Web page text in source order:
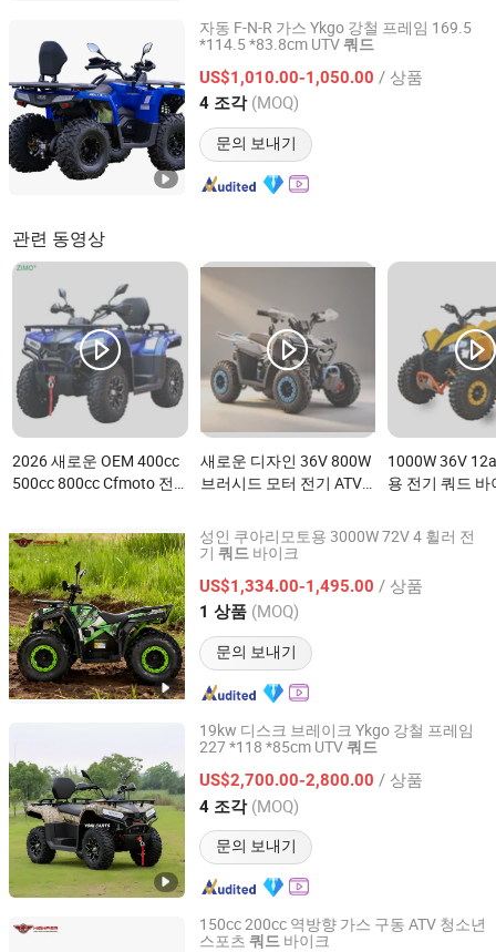
자동 F-N-R 가스 Ykgo 강철 프레임 169.5
*114.5 *83.8cm UTV쿼드
US$1,010.00-1,050.00 / 상품
4 조각 (MOQ)
문의 보내기
Taizhou Yoki Carts Co., Ltd.
Jiangsu, China 이후 2026
관련 동영상
2026 새로운 OEM 400cc
500cc 800cc Cfmoto 전
포츠 농업 유틸리티 UTV
오프로드 4X4 ATV 쿼드
성인용이(가) 무엇인가
요?
새로운 디자인 36V 800W
브러시드 모터 전기 ATV
1000W 36V
용 전기 쿼드 바
성인 쿠아리모토용 3000W 72V 4 휠러 전
기 쿼드 바이크
US$1,334.00-1,495.00 / 상품
1 상품 (MOQ)
문의 보내기
Hangzhou High Per Corporation Limited
Zhejiang, China 이후 2010
19kw 디스크 브레이크 Ykgo 강철 프레임
227 *118 *85cm UTV쿼드
US$2,700.00-2,800.00 / 상품
4 조각 (MOQ)
문의 보내기
Taizhou Yoki Carts Co., Ltd.
Jiangsu, China 이후 2026
150cc 200cc 역방향 가스 구동 ATV 청소년
스포츠 쿼드 바이크